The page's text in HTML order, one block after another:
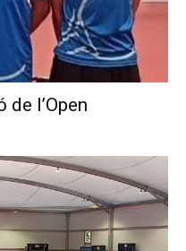
l’Open